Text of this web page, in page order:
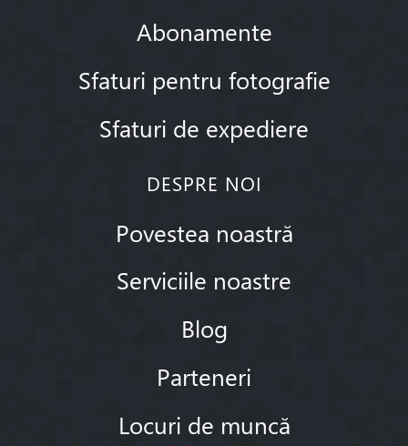
Abonamente
Sfaturi pentru fotografie
Sfaturi de expediere
DESPRE NOI
Povestea noastră
Serviciile noastre
Blog
Parteneri
Locuri de muncă